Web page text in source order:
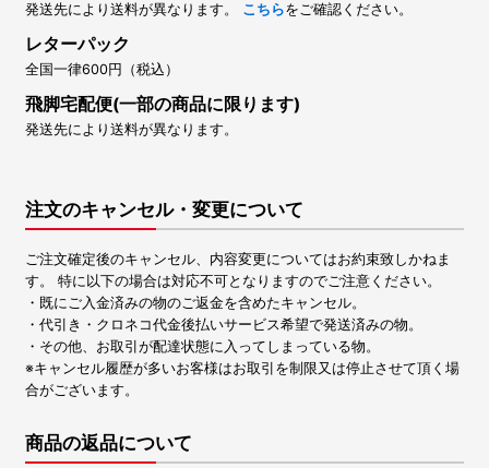
発送先により送料が異なります。 こちらをご確認ください。
レターパック
全国一律600円（税込）
飛脚宅配便(一部の商品に限ります)
発送先により送料が異なります。
注文のキャンセル・変更について
ご注文確定後のキャンセル、内容変更についてはお約束致しかねま
す。 特に以下の場合は対応不可となりますのでご注意ください。
・既にご入金済みの物のご返金を含めたキャンセル。
・代引き・クロネコ代金後払いサービス希望で発送済みの物。
・その他、お取引が配達状態に入ってしまっている物。
※キャンセル履歴が多いお客様はお取引を制限又は停止させて頂く場
合がございます。
商品の返品について